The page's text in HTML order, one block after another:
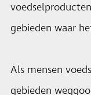
gebieden waar
Als mensen
gebieden